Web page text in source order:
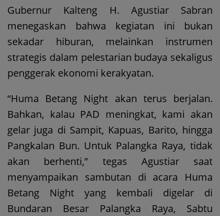
Gubernur Kalteng H. Agustiar Sabran
menegaskan bahwa kegiatan ini bukan
sekadar hiburan, melainkan instrumen
strategis dalam pelestarian budaya sekaligus
penggerak ekonomi kerakyatan.
“Huma Betang Night akan terus berjalan.
Bahkan, kalau PAD meningkat, kami akan
gelar juga di Sampit, Kapuas, Barito, hingga
Pangkalan Bun. Untuk Palangka Raya, tidak
akan berhenti,” tegas Agustiar saat
menyampaikan sambutan di acara Huma
Betang Night yang kembali digelar di
Bundaran Besar Palangka Raya, Sabtu